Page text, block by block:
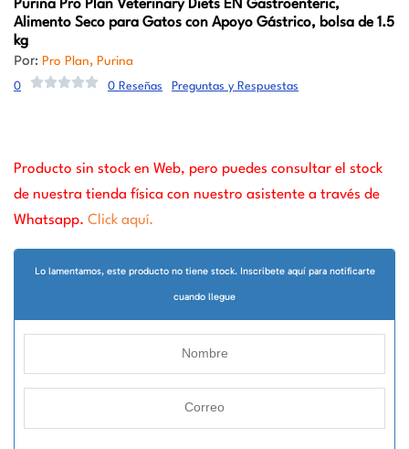
Purina Pro Plan Veterinary Diets EN Gastroenteric,
Alimento Seco para Gatos con Apoyo Gástrico, bolsa de 1.5
kg
Por: Pro Plan, Purina
0 0 Reseñas Preguntas y Respuestas
Producto sin stock en Web, pero puedes consultar el stock
de nuestra tienda física con nuestro asistente a través de
Whatsapp. Click aquí.
Lo lamentamos, este producto no tiene stock. Inscribete aquí para notificarte
cuando llegue